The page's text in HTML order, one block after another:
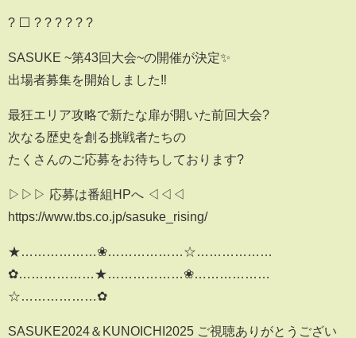
? ⬜️ ? ? ? ? ? ?
SASUKE ~第43回大会~の開催が決定✨
出場者募集を開始しました‼️
最狂エリア攻略で新たな扉が開いた前回大会?️
次なる歴史を創る挑戦者たちの
たくさんのご応募をお待ちしております?
▷▷▷ 応募は番組HPへ ◁◁◁
https://www.tbs.co.jp/sasuke_rising/
★………………❀………………☆………………
✿………………★………………❀………………
☆………………✿
SASUKE2024＆KUNOICHI2025 ご視聴ありがとうござい